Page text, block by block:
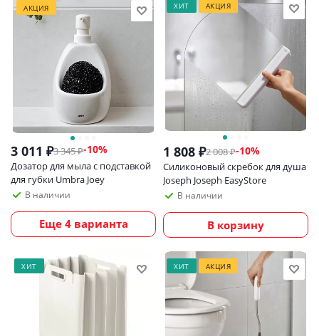
АКЦИЯ
3 011 ₽3 345₽-10%
Дозатор для мыла с подставкой
для губки Umbra Joey
В наличии
Еще 4 варианта
ХИТ АКЦИЯ
1 808 ₽2 008₽-10%
Силиконовый скребок для душа
Joseph Joseph EasyStore
В наличии
В корзину
ХИТ ХИТ АКЦИЯ